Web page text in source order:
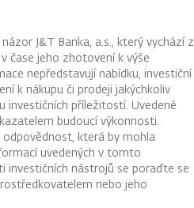
J&T Banka, a.s., který vychází z
čase jeho zhotovení k výše
nepředstavují nabídku, investiční
k nákupu či prodeji jakýchkoliv
investičních příležitostí. Uvedené
budoucí výkonnosti.
odpovědnost, která by mohla
uvedených v tomto
investičních nástrojů se poraďte se
nebo jeho